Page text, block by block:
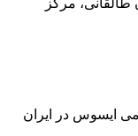
ایسوس در ایران